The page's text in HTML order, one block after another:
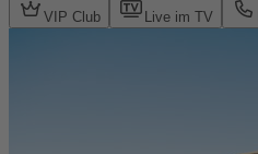
VIP Club Live im TV